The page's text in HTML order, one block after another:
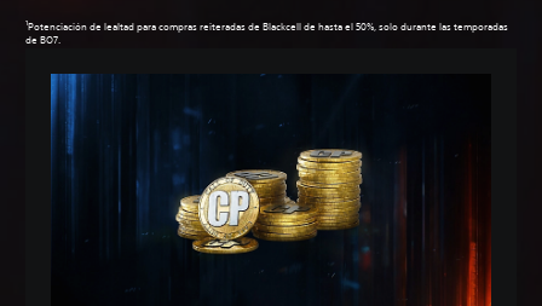
1Potenciación de lealtad para compras reiteradas de Blackcell de hasta el 50%, solo durante las temporadas
de BO7.